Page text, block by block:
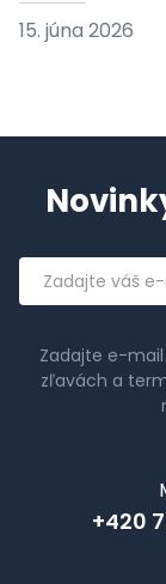
15. júna 2026
Emailová
adresa
Zadajte e-
zľavách a
+420